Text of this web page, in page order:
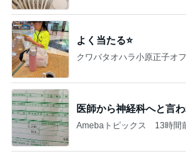
よく当たる⭐️
クワバタオハラ小原正子オ
医師から神経科へと言
Amebaトピックス 13時間